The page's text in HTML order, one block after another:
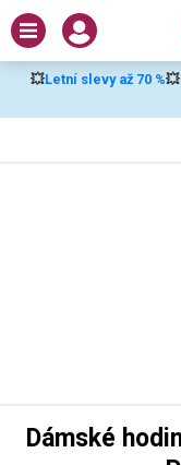
💥Letní slevy až 70 %
Dámské